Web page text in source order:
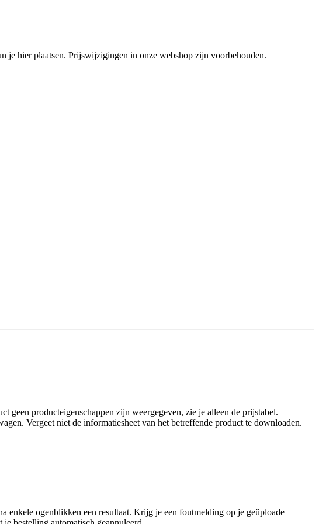
je hier plaatsen. Prijswijzigingen in onze webshop zijn voorbehouden.
geen producteigenschappen zijn weergegeven, zie je alleen de prijstabel.
Vergeet niet de informatiesheet van het betreffende product te downloaden.
enkele ogenblikken een resultaat. Krijg je een foutmelding op je geüploade